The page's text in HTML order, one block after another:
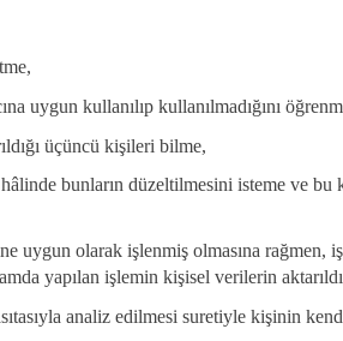
uygun kullanılıp kullanılmadığını
üçüncü kişileri bilme,
bunların düzeltilmesini isteme ve
uygun olarak işlenmiş olmasına
yapılan işlemin kişisel verilerin
analiz edilmesi suretiyle kişinin